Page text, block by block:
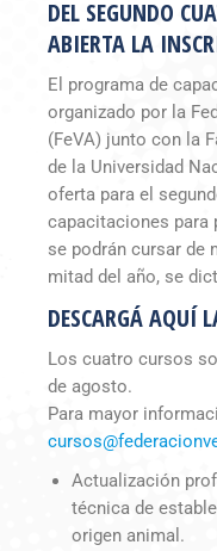
DEL SEGUNDO
ABIERTA LA
El programa de
organizado por la
(FeVA) junto con la
de la Universidad
oferta para el
capacitaciones para
se podrán cursar de
mitad del año, se
DESCARGÁ AQUÍ
Los cuatro cursos
de agosto.
Para mayor
Actualización
técnica de
origen animal.